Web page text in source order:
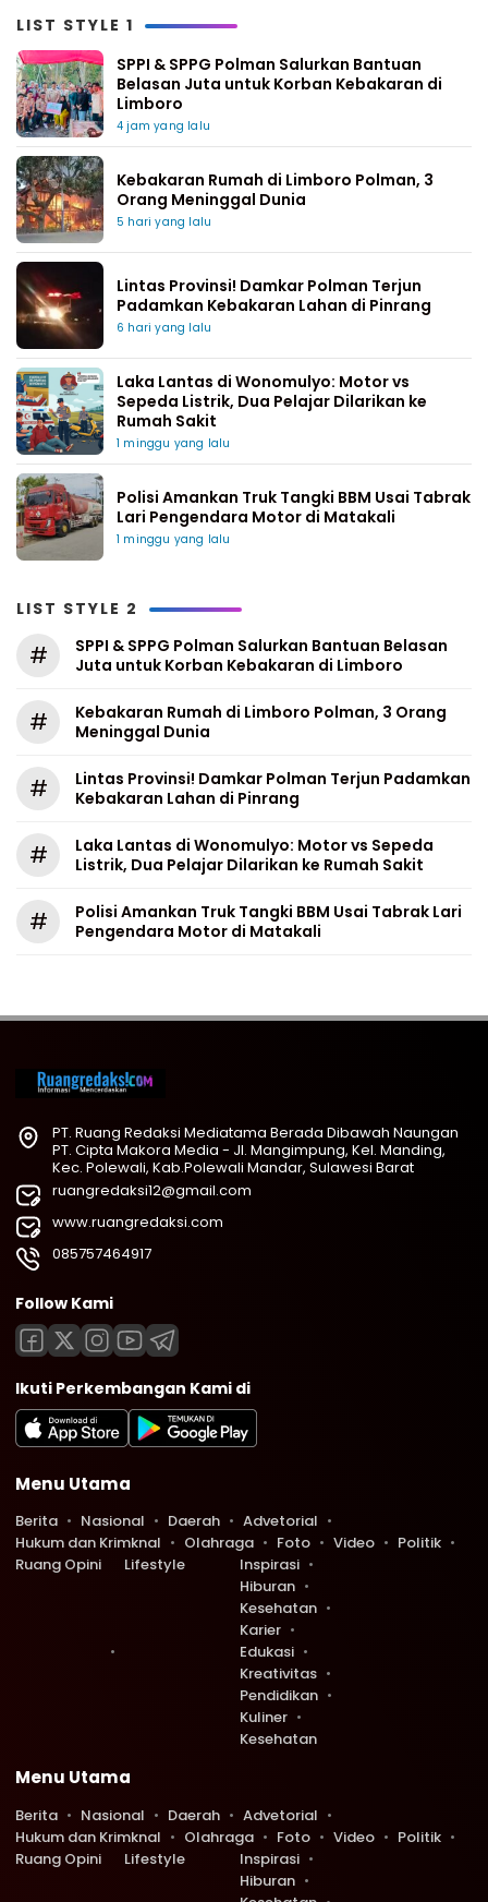
LIST STYLE 1
SPPI & SPPG Polman Salurkan Bantuan
Belasan Juta untuk Korban Kebakaran di
Limboro
4 jam yang lalu
Kebakaran Rumah di Limboro Polman, 3
Orang Meninggal Dunia
5 hari yang lalu
Lintas Provinsi! Damkar Polman Terjun
Padamkan Kebakaran Lahan di Pinrang
6 hari yang lalu
Laka Lantas di Wonomulyo: Motor vs
Sepeda Listrik, Dua Pelajar Dilarikan ke
Rumah Sakit
1 minggu yang lalu
Polisi Amankan Truk Tangki BBM Usai Tabrak
Lari Pengendara Motor di Matakali
1 minggu yang lalu
LIST STYLE 2
#
SPPI & SPPG Polman Salurkan Bantuan Belasan
Juta untuk Korban Kebakaran di Limboro
#
Kebakaran Rumah di Limboro Polman, 3 Orang
Meninggal Dunia
#
Lintas Provinsi! Damkar Polman Terjun Padamkan
Kebakaran Lahan di Pinrang
#
Laka Lantas di Wonomulyo: Motor vs Sepeda
Listrik, Dua Pelajar Dilarikan ke Rumah Sakit
#
Polisi Amankan Truk Tangki BBM Usai Tabrak Lari
Pengendara Motor di Matakali
PT. Ruang Redaksi Mediatama Berada Dibawah Naungan
PT. Cipta Makora Media - Jl. Mangimpung, Kel. Manding,
Kec. Polewali, Kab.Polewali Mandar, Sulawesi Barat
ruangredaksi12@gmail.com
www.ruangredaksi.com
085757464917
Follow Kami
Ikuti Perkembangan Kami di
Menu Utama
Berita Nasional Daerah
Advetorial
Hukum dan Krimknal
Olahraga Foto Video
Politik
Ruang Opini
Lifestyle
Inspirasi
Hiburan
Kesehatan
Karier
Edukasi
Kreativitas
Pendidikan
Kuliner
Kesehatan
Menu Utama
Berita Nasional Daerah
Advetorial
Hukum dan Krimknal
Olahraga Foto Video
Politik
Ruang Opini
Lifestyle
Inspirasi
Hiburan